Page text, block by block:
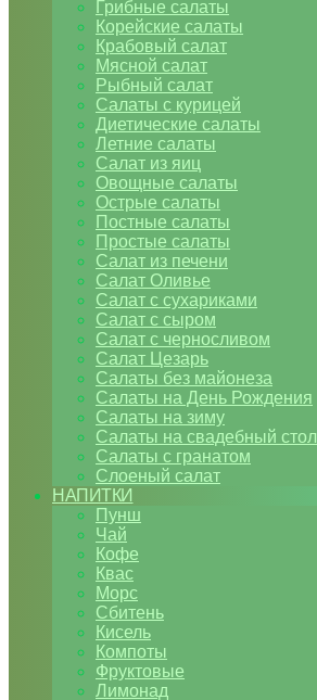
Грибные салаты
Корейские салаты
Крабовый салат
Мясной салат
Рыбный салат
Салаты с курицей
Диетические салаты
Летние салаты
Салат из яиц
Овощные салаты
Острые салаты
Постные салаты
Простые салаты
Салат из печени
Салат Оливье
Салат с сухариками
Салат с сыром
Салат с черносливом
Салат Цезарь
Салаты без майонеза
Салаты на День Рождения
Салаты на зиму
Салаты на свадебный стол
Салаты с гранатом
Слоеный салат
НАПИТКИ
Пунш
Чай
Кофе
Квас
Морс
Сбитень
Кисель
Компоты
Фруктовые
Лимонад